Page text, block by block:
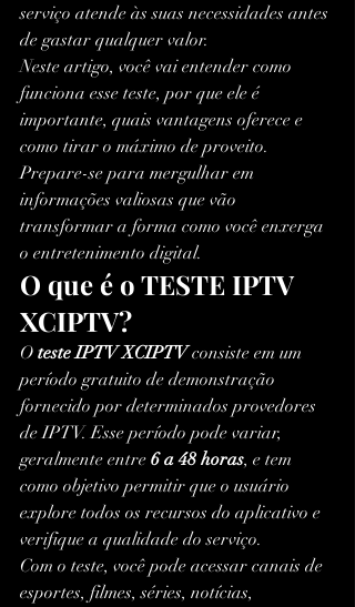
serviço atende às suas necessidades antes
de gastar qualquer valor.
Neste artigo, você vai entender como
funciona esse teste, por que ele é
importante, quais vantagens oferece e
como tirar o máximo de proveito.
Prepare-se para mergulhar em
informações valiosas que vão
transformar a forma como você enxerga
o entretenimento digital.
O que é o TESTE IPTV
XCIPTV?
O teste IPTV XCIPTV consiste em um
período gratuito de demonstração
fornecido por determinados provedores
de IPTV. Esse período pode variar,
geralmente entre 6 a 48 horas, e tem
como objetivo permitir que o usuário
explore todos os recursos do aplicativo e
verifique a qualidade do serviço.
Com o teste, você pode acessar canais de
esportes, filmes, séries, notícias,